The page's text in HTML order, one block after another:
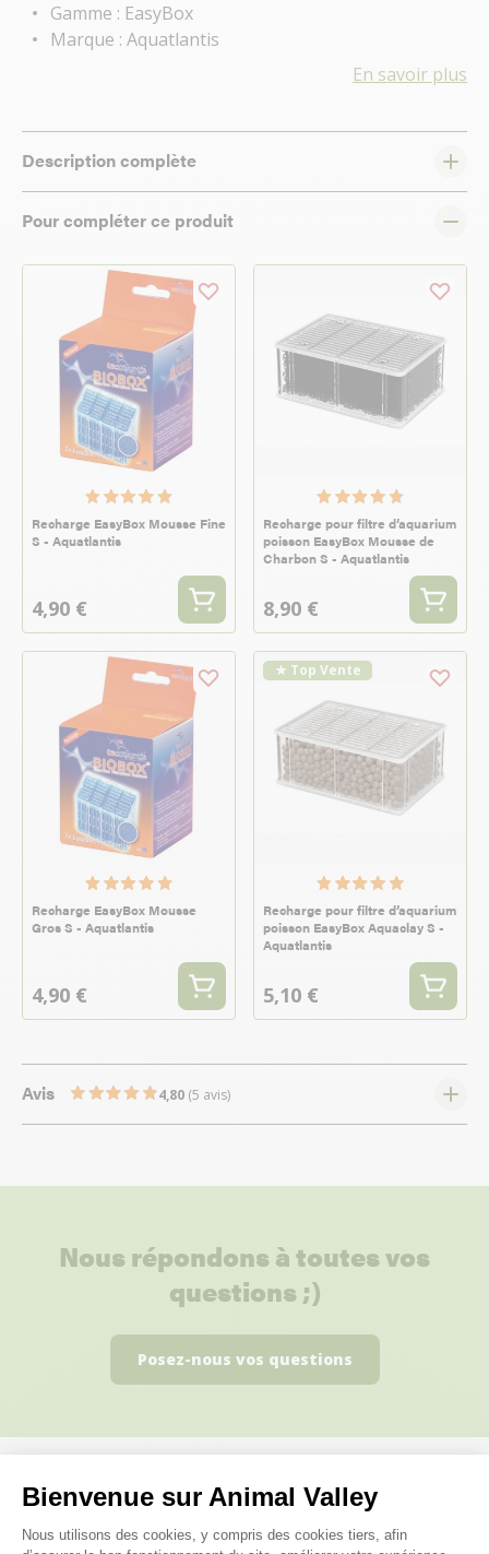
Bienvenue sur Animal Valley
Plateforme de Gestion du
Nous utilisons des cookies, y compris des cookies tiers, afin
Gamme : EasyBox
Marque : Aquatlantis
En savoir plus
Description complète
Pour compléter ce produit
Recharge EasyBox Mousse Fine
S - Aquatlantis
4,90 €
Recharge pour filtre d’aquarium
poisson EasyBox Mousse de
Charbon S - Aquatlantis
8,90 €
Recharge EasyBox Mousse
Gros S - Aquatlantis
4,90 €
★ Top Vente
Recharge pour filtre d’aquarium
poisson EasyBox Aquaclay S -
Aquatlantis
5,10 €
Avis 4,80 (5 avis)
Nous répondons à toutes vos
questions ;)
Posez-nous vos questions
Ces produits peuvent vous